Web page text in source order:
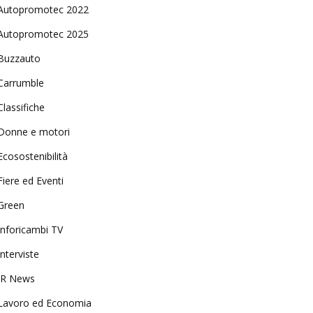
2022
2025
e motori
ed Eventi
TV
News
ed Economia